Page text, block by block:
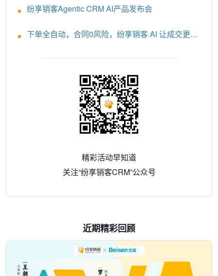
纷享销客Agentic CRM AI产品发布会
下单全自动，合同0风险，纷享销客 AI 让成交更轻
精彩活动早知道
关注“纷享销客CRM”公众号
近期精彩回顾